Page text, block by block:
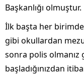
Başkanlığı olmuştur.
İlk başta her
gibi okullardan
sonra polis olmanız
başladığınızdan